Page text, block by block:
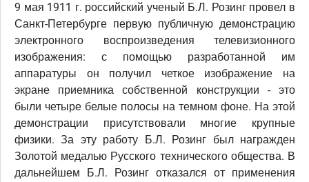
9 мая 1911 г. российский ученый Б.Л. Розинг провел в
Санкт-Петербурге первую публичную демонстрацию
электронного воспроизведения телевизионного
изображения: с помощью разработанной им
аппаратуры он получил четкое изображение на
экране приемника собственной конструкции - это
были четыре белые полосы на темном фоне. На этой
демонстрации присутствовали многие крупные
физики. За эту работу Б.Л. Розинг был награжден
Золотой медалью Русского технического общества. В
дальнейшем Б.Л. Розинг отказался от применения